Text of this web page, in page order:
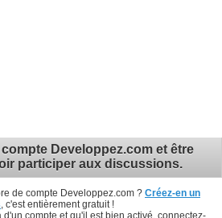
Developpez.com et être
participer aux discussions.
de compte Developpez.com ? Créez-en un
, c'est entièrement gratuit !
compte et qu'il est bien activé, connectez-